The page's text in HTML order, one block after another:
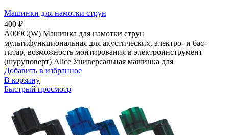
Машинки для намотки струн
400 ₽
A009C(W) Машинка для намотки струн
мультифункциональная для акустических, электро- и бас-
гитар, возможность монтирования в электроинструмент
(шуруповерт) Alice Универсальная машинка для
Добавить в избранное
В корзину
Быстрый просмотр